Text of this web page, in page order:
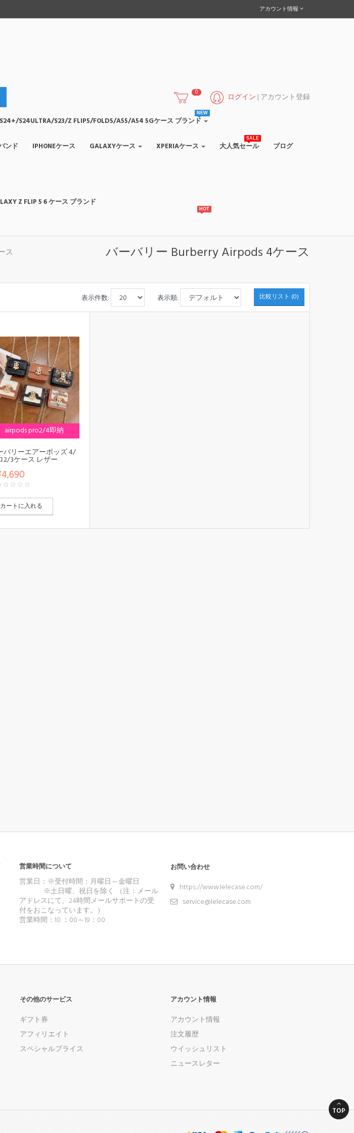
アカウント情報
ログイン | アカウント登録
0
NEW
S24ULTRA/S23/Z FLIP5/FOLD5/A55/A54 5Gケース ブランド
ンド IPHONEケース GALAXYケース XPERIAケース
SALE
大人気セール ブログ
Z FLIP 5 6 ケース ブランド
HOT
ス バーバリー Burberry Airpods 4ケース
比較リスト (0)
表示順:
表示件数:
airpods pro2/4即納
バリーエアーポッズ 4/
2/3ケース レザー
ブランド airpods
ケース エアーポッズ マ
/プロ2カバー モノグラ
女通用 airpods pro2/3
ス チエーン付きメンズ
ィース
カートに入れる
営業時間について
営業日：※受付時間：月曜日～金曜日
※土日曜、祝日を除く （注：メール
アドレスにて、24時間メールサポートの受
付をおこなっています。）
営業時間：10 ：00～19：00
お問い合わせ
https://www.lelecase.com/
service@lelecase.com
その他のサービス
ギフト券
アフィリエイト
スペシャルプライス
アカウント情報
アカウント情報
注文履歴
ウイッシュリスト
ニュースレター
TOP